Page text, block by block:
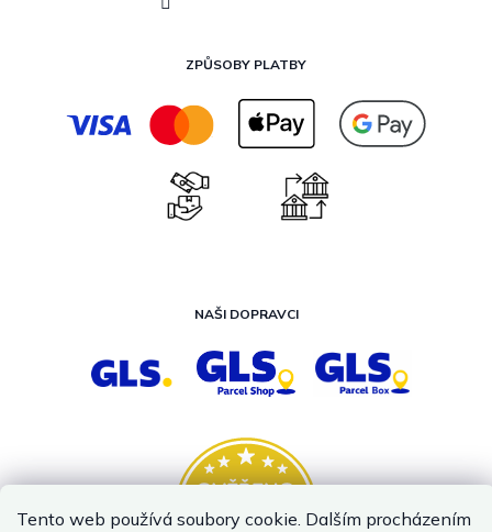
Tento web používá soubory cookie. Dalším procházením
ZPŮSOBY PLATBY
NAŠI DOPRAVCI